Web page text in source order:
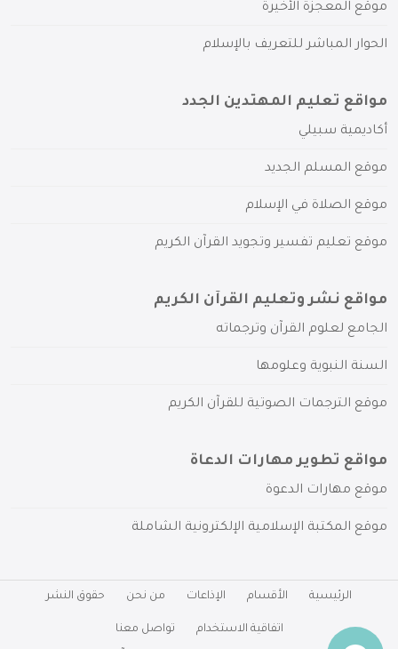
موقع المعجزة الأخيرة
الحوار المباشر للتعريف بالإسلام
مواقع تعليم المهتدين الجدد
أكاديمية سبيلي
موقع المسلم الجديد
موقع الصلاة في الإسلام
موقع تعليم تفسير وتجويد القرآن الكريم
مواقع نشر وتعليم القرآن الكريم
الجامع لعلوم القرآن وترجماته
السنة النبوية وعلومها
موقع الترجمات الصوتية للقرآن الكريم
مواقع تطوير مهارات الدعاة
موقع مهارات الدعوة
موقع المكتبة الإسلامية الإلكترونية الشاملة
الرئيسية الأقسام الإذاعات من نحن حقوق النشر
اتفاقية الاستخدام تواصل معنا